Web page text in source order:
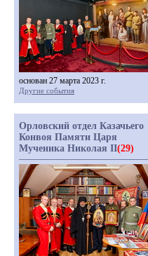
основан 27 марта 2023 г.
Другие события
Орловский отдел Казачьего
Конвоя Памяти Царя
Мученика Николая II(29)